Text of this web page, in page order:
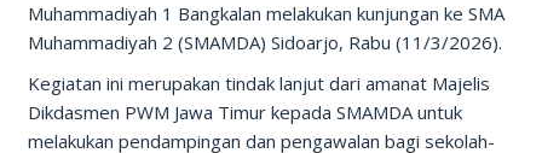
Muhammadiyah 1 Bangkalan melakukan kunjungan ke SMA
Muhammadiyah 2 (SMAMDA) Sidoarjo, Rabu (11/3/2026).
Kegiatan ini merupakan tindak lanjut dari amanat Majelis
Dikdasmen PWM Jawa Timur kepada SMAMDA untuk
melakukan pendampingan dan pengawalan bagi sekolah-